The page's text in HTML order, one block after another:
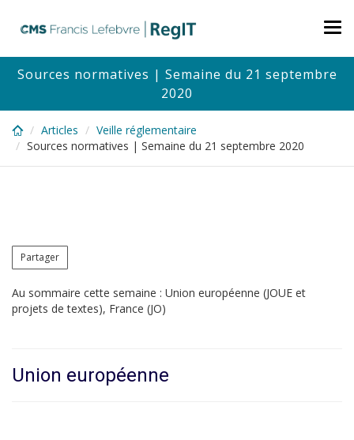
content
Sources normatives | Semaine du 21 septembre
2020
Articles
Veille réglementaire
Sources normatives | Semaine du 21 septembre 2020
Partager
Au sommaire cette semaine : Union européenne (JOUE et
projets de textes), France (JO)
Union européenne